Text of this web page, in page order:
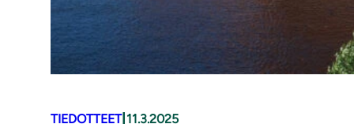
TIEDOTTEET| 11.3.2025